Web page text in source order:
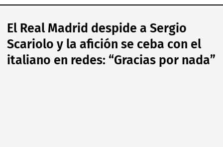
El Real Madrid despide a Sergio
Scariolo y la afición se ceba con el
italiano en redes: “Gracias por nada”